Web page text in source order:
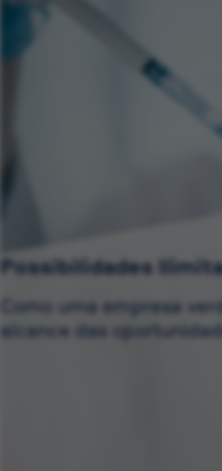
Possibilidades
Como uma empresa
alcance das